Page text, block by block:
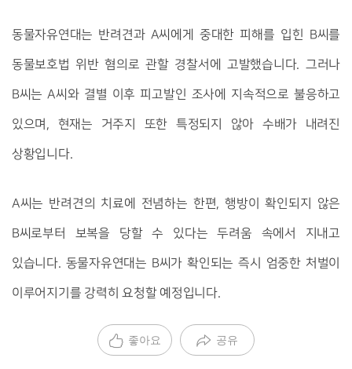
동물자유연대는 반려견과 A씨에게 중대한 피해를 입힌 B씨를
동물보호법 위반 혐의로 관할 경찰서에 고발했습니다. 그러나
B씨는 A씨와 결별 이후 피고발인 조사에 지속적으로 불응하고
있으며, 현재는 거주지 또한 특정되지 않아 수배가 내려진
상황입니다.
A씨는 반려견의 치료에 전념하는 한편, 행방이 확인되지 않은
B씨로부터 보복을 당할 수 있다는 두려움 속에서 지내고
있습니다. 동물자유연대는 B씨가 확인되는 즉시 엄중한 처벌이
이루어지기를 강력히 요청할 예정입니다.
좋아요 공유